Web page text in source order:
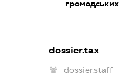
громадських
dossier.tax
dossier.staff